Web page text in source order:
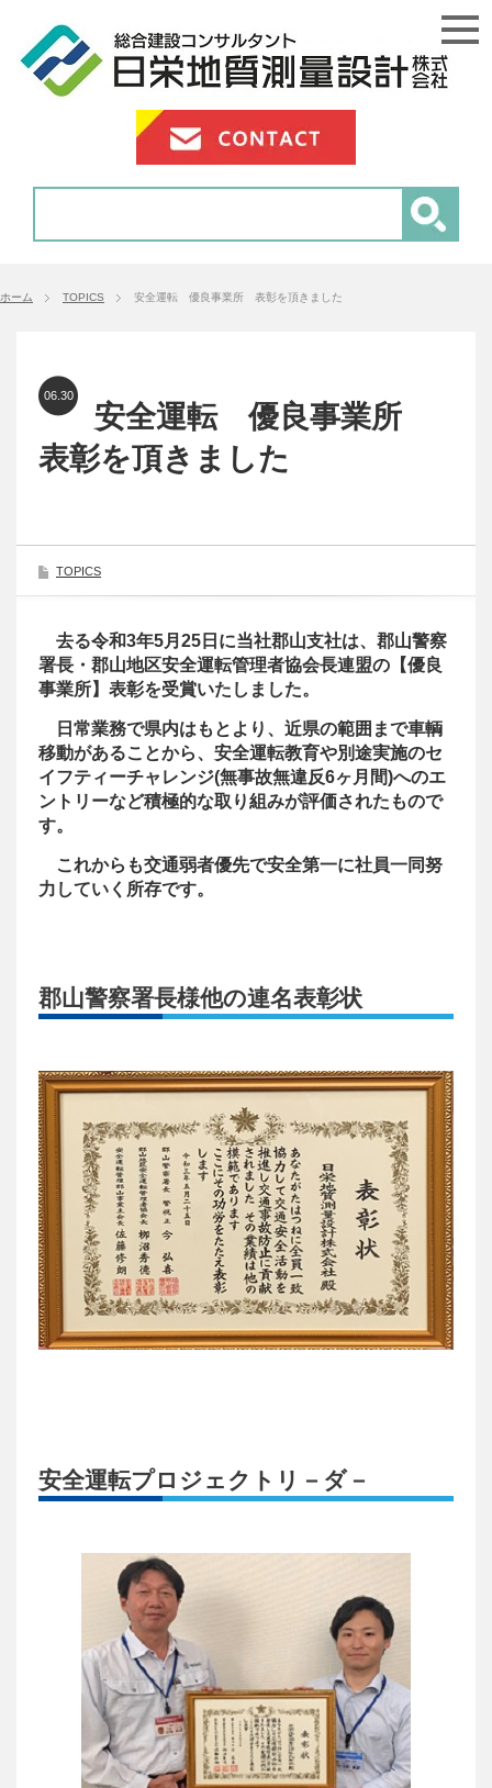
ホーム TOPICS 安全運転 優良事業所 表彰を頂きました
06.30
安全運転 優良事業所
表彰を頂きました
TOPICS
去る令和3年5月25日に当社郡山支社は、郡山警察
署長・郡山地区安全運転管理者協会長連盟の【優良
事業所】表彰を受賞いたしました。
日常業務で県内はもとより、近県の範囲まで車輌
移動があることから、安全運転教育や別途実施のセ
イフティーチャレンジ(無事故無違反6ヶ月間)へのエ
ントリーなど積極的な取り組みが評価されたもので
す。
これからも交通弱者優先で安全第一に社員一同努
力していく所存です。
郡山警察署長様他の連名表彰状
安全運転プロジェクトリ－ダ－